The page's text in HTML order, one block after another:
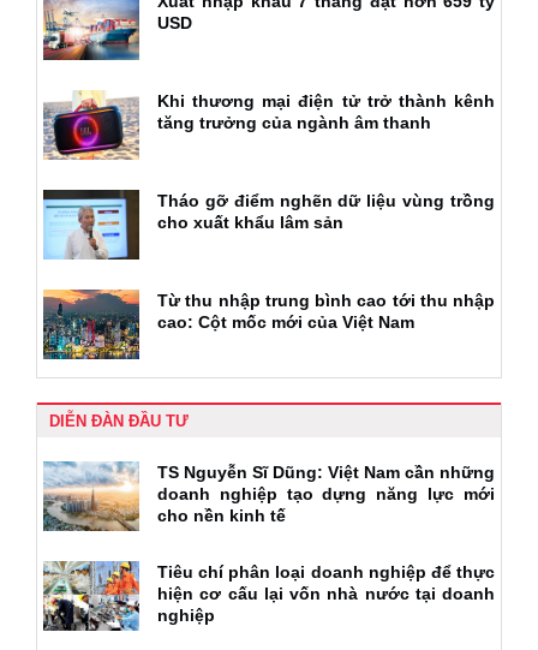
USD
Khi thương mại điện tử trở thành kênh
tăng trưởng của ngành âm thanh
Tháo gỡ điểm nghẽn dữ liệu vùng trồng
cho xuất khẩu lâm sản
Từ thu nhập trung bình cao tới thu nhập
cao: Cột mốc mới của Việt Nam
DIỄN ĐÀN ĐẦU TƯ
TS Nguyễn Sĩ Dũng: Việt Nam cần những
doanh nghiệp tạo dựng năng lực mới
cho nền kinh tế
Tiêu chí phân loại doanh nghiệp để thực
hiện cơ cấu lại vốn nhà nước tại doanh
nghiệp